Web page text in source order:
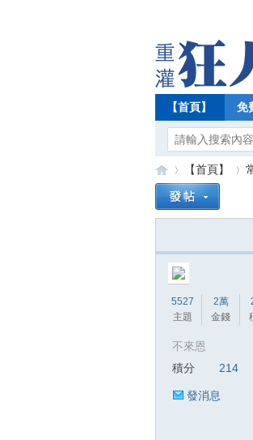
【首頁】 免
【首頁】
5527
主題
2萬
金錢
不來恩
積分
214
發消息